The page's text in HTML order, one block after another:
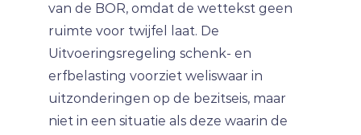
van de BOR, omdat de wettekst geen
ruimte voor twijfel laat. De
Uitvoeringsregeling schenk- en
erfbelasting voorziet weliswaar in
uitzonderingen op de bezitseis, maar
niet in een situatie als deze waarin de